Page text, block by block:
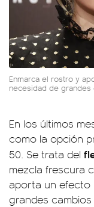
Enmarca el rostro y
necesidad de grandes
En los últimos
como la opción
50. Se trata del
mezcla frescura
aporta un efecto
grandes cambios